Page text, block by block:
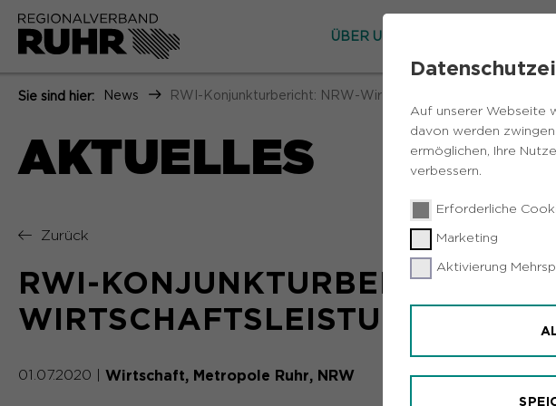
Auf unserer Webseite
davon werden
ermöglichen, Ihre
verbessern.
Erforderliche
Marketing
Aktivierung
ÜBER UNS
Sie sind hier: News RWI-Konjunkturbericht: NRW-Wirtschaftsleistung sinkt um
AKTUELLES
Zurück
RWI-KONJUNKTURBERICHT:
WIRTSCHAFTSLEISTUNG
01.07.2020 Wirtschaft Metropole Ruhr NRW